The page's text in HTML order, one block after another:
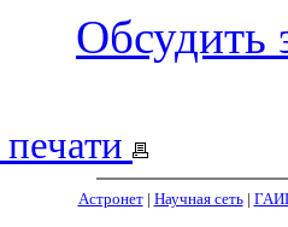
Обсудить
Астронет| Научная сеть|